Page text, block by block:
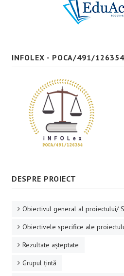
INFOLEX - POCA/491/126354
DESPRE PROIECT
Obiectivul general al proiectului/
Obiectivele specifice ale
Rezultate aşteptate
Grupul ţintă